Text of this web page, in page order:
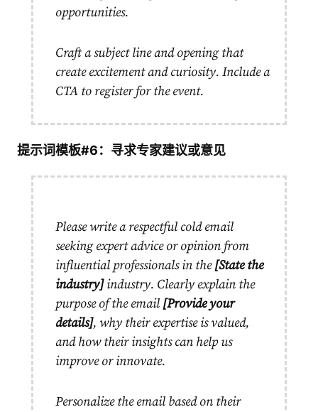
opportunities.
Craft a subject line and opening that
create excitement and curiosity. Include a
CTA to register for the event.
提示词模板#6：寻求专家建议或意见
Please write a respectful cold email
seeking expert advice or opinion from
influential professionals in the[State the
industry]industry. Clearly explain the
purpose of the email [Provide your
details], why their expertise is valued,
and how their insights can help us
improve or innovate.
Personalize the email based on their